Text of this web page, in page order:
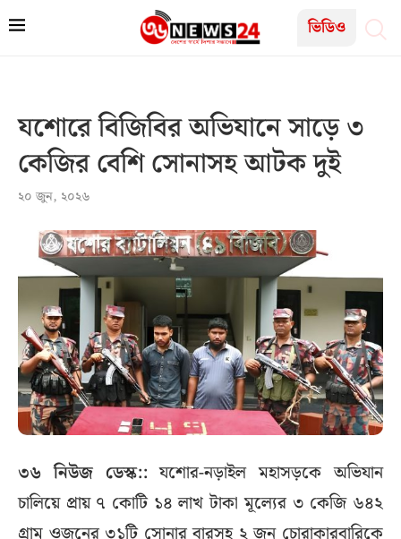
ভিডিও
যশোরে বিজিবির অভিযানে সাড়ে ৩
কেজির বেশি সোনাসহ আটক দুই
২০ জুন, ২০২৬
৩৬ নিউজ ডেস্ক:: যশোর-নড়াইল মহাসড়কে অভিযান
চালিয়ে প্রায় ৭ কোটি ১৪ লাখ টাকা মূল্যের ৩ কেজি ৬৪২